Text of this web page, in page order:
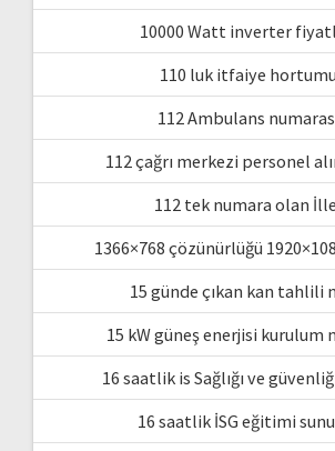
10000 Watt inverter
110 luk itfaiye hortumu
112 Ambulans
112 çağrı merkezi personel
112 tek numara olan
1366×768 çözünürlüğü
15 günde çıkan kan tahlili
15 kW güneş enerjisi kurulum
16 saatlik is Sağlığı ve
16 saatlik İSG eğitimi